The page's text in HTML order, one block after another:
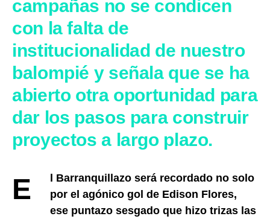
campañas no se condicen
con la falta de
institucionalidad de nuestro
balompié y señala que se ha
abierto otra oportunidad para
dar los pasos para construir
proyectos a largo plazo.
El Barranquillazo será recordado no solo
por el agónico gol de Edison Flores,
ese puntazo sesgado que hizo trizas las